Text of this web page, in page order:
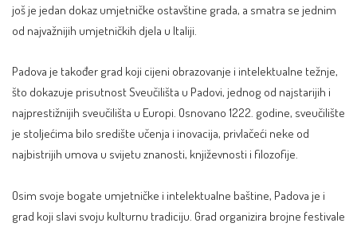
još je jedan dokaz umjetničke ostavštine grada, a smatra se jednim
od najvažnijih umjetničkih djela u Italiji.
Padova je također grad koji cijeni obrazovanje i intelektualne težnje,
što dokazuje prisutnost Sveučilišta u Padovi, jednog od najstarijih i
najprestižnijih sveučilišta u Europi. Osnovano 1222. godine, sveučilište
je stoljećima bilo središte učenja i inovacija, privlačeći neke od
najbistrijih umova u svijetu znanosti, književnosti i filozofije.
Osim svoje bogate umjetničke i intelektualne baštine, Padova je i
grad koji slavi svoju kulturnu tradiciju. Grad organizira brojne festivale